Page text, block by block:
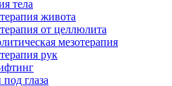
тела
живота
от целлюлита
мезотерапия
рук
глаза